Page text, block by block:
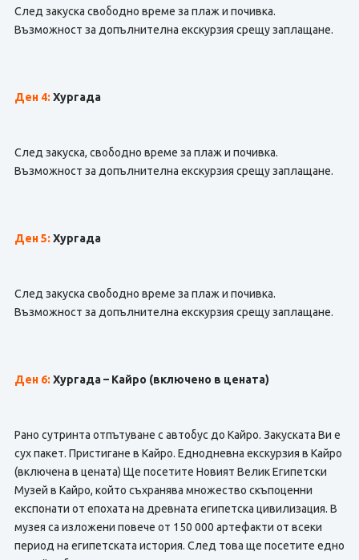
След закуска свободно време за плаж и почивка.
Възможност за допълнителна екскурзия срещу заплащане.
Ден 4: Хургада
След закуска, свободно време за плаж и почивка.
Възможност за допълнителна екскурзия срещу заплащане.
Ден 5: Хургада
След закуска свободно време за плаж и почивка.
Възможност за допълнителна екскурзия срещу заплащане.
Ден 6: Хургада – Кайро (включено в цената)
Рано сутринта отпътуване с автобус до Кайро. Закуската Ви е
сух пакет. Пристигане в Кайро. Еднодневна екскурзия в Кайро
(включена в цената) Ще посетите Новият Велик Египетски
Музей в Кайро, който съхранява множество скъпоценни
експонати от епохата на древната египетска цивилизация. В
музея са изложени повече от 150 000 артефакти от всеки
период на египетската история. След това ще посетите едно